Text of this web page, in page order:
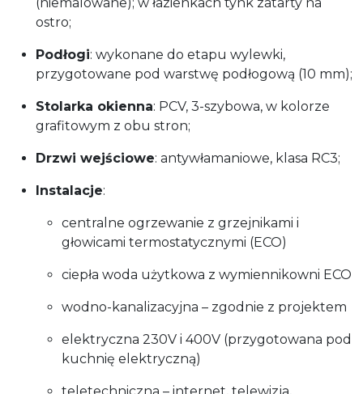
ostro;
Podłogi: wykonane do etapu wylewki,
przygotowane pod warstwę podłogową (10 mm);
Stolarka okienna: PCV, 3-szybowa, w kolorze
grafitowym z obu stron;
Drzwi wejściowe: antywłamaniowe, klasa RC3;
Instalacje:
centralne ogrzewanie z grzejnikami i
głowicami termostatycznymi (ECO)
ciepła woda użytkowa z wymiennikowni ECO
wodno-kanalizacyjna – zgodnie z projektem
elektryczna 230V i 400V (przygotowana pod
kuchnię elektryczną)